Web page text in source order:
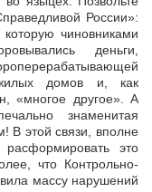
России»:
чиновниками
деньги,
жилых домов и, как
«многое другое». А
знаменитая
В этой связи, вполне
это
что Контрольно-
массу нарушений